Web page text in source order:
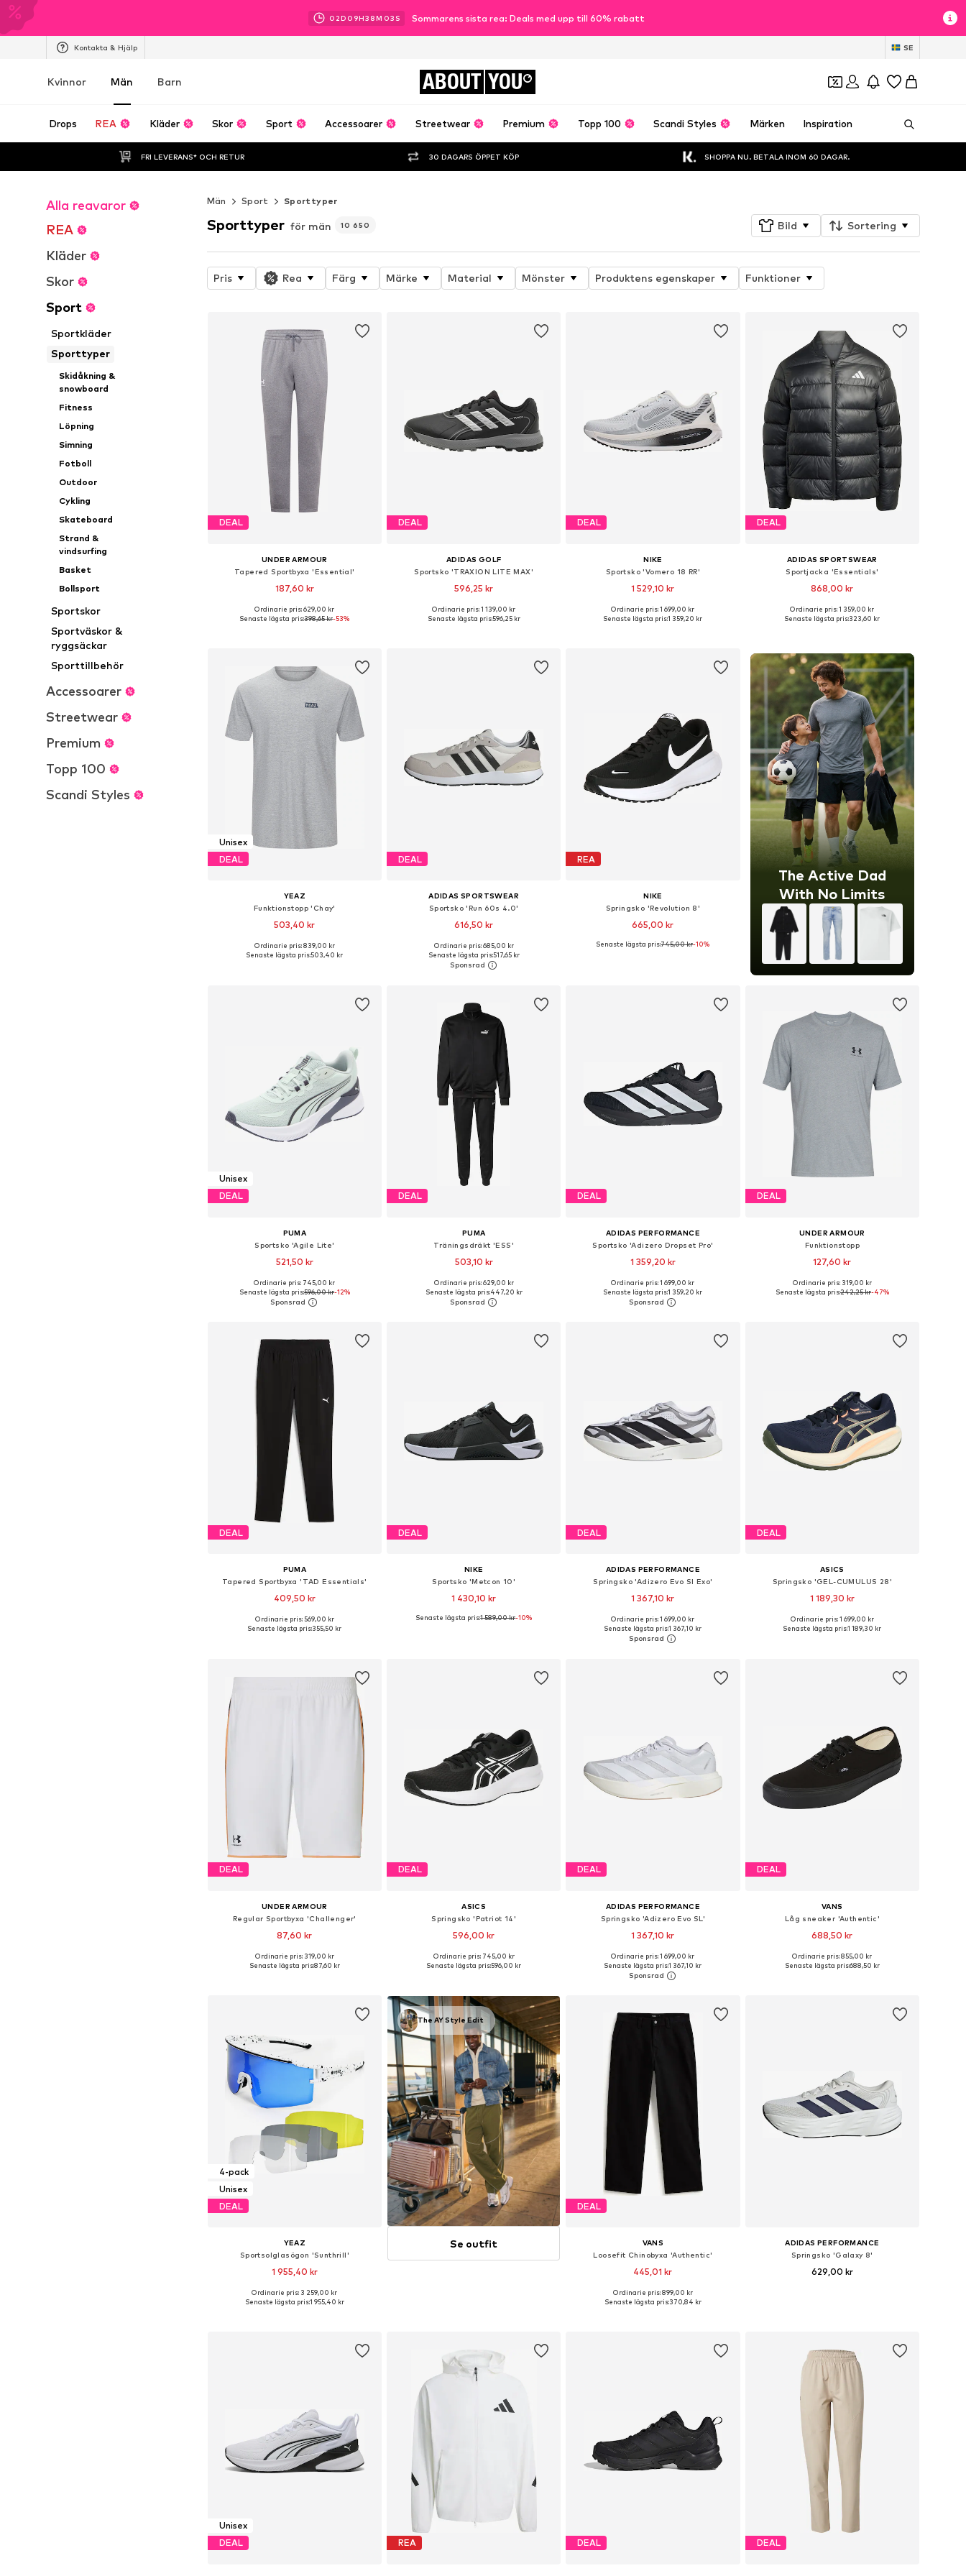
02D 09H38M 00 S Sommarens sista rea: Deals med upp till 60% rabatt
Kontakta & Hjälp SE
Kvinnor Män Barn ABOUT YOU
Drops REA Kläder Skor Sport Accessoarer Streetwear Premium Topp 100 Scandi Styles Märken Inspiration
FRI LEVERANS* OCH RETUR 30 DAGARS ÖPPET KÖP SHOPPA NU. BETALA INOM 60 DAGAR.
Alla reavaror
REA
Kläder
Skor
Sport
Sportkläder
Sporttyper
Skidåkning &
snowboard
Fitness
Löpning
Simning
Fotboll
Outdoor
Cykling
Skateboard
Strand &
vindsurfing
Basket
Bollsport
Sportskor
Sportväskor &
ryggsäckar
Sporttillbehör
Accessoarer
Streetwear
Premium
Topp 100
Scandi Styles
Män Sport Sporttyper
Sporttyper för män 10 650 Bild Sortering
Pris Rea Färg Märke Material Mönster Produktens egenskaper Funktioner
DEAL
UNDER ARMOUR
Tapered Sportbyxa 'Essential'
187,60 kr
+ 1
Tillgängliga storlekar: XS, S, M, L, XL
Ordinarie pris: 629,00 kr
Senaste lägsta pris:398,65 kr-53%
DEAL
ADIDAS GOLF
Sportsko 'TRAXION LITE MAX'
596,25 kr
Tillgänglig i många storlekar
Ordinarie pris: 1 139,00 kr
Senaste lägsta pris:596,25 kr
DEAL
NIKE
Sportsko 'Vomero 18 RR'
1 529,10 kr
Tillgänglig i många storlekar
Ordinarie pris: 1 699,00 kr
Senaste lägsta pris:1 359,20 kr
DEAL
ADIDAS SPORTSWEAR
Sportjacka 'Essentials'
868,00 kr
Tillgängliga storlekar: S, M, L
Ordinarie pris: 1 359,00 kr
Senaste lägsta pris:323,60 kr
Unisex
DEAL
YEAZ
Funktionstopp 'Chay'
503,40 kr
Tillgängliga storlekar: S, M, L, XL, XXL
Ordinarie pris: 839,00 kr
Senaste lägsta pris:503,40 kr
DEAL
ADIDAS SPORTSWEAR
Sportsko 'Run 60s 4.0'
616,50 kr
Tillgänglig i många storlekar
Lägg till i varukorgen
Ordinarie pris: 685,00 kr
Senaste lägsta pris:517,65 kr
REA
NIKE
Springsko 'Revolution 8'
665,00 kr
Tillgänglig i många storlekar
Senaste lägsta pris:745,00 kr-10%
The Active Dad
With No Limits
Unisex
DEAL
PUMA
Sportsko 'Agile Lite'
521,50 kr
Tillgänglig i många storlekar
Lägg till i varukorgen
Ordinarie pris: 745,00 kr
Senaste lägsta pris:596,00 kr-12%
DEAL
PUMA
Träningsdräkt 'ESS'
503,10 kr
Tillgängliga storlekar: S, M, L, XL, XXL
Lägg till i varukorgen
Ordinarie pris: 629,00 kr
Senaste lägsta pris:447,20 kr
DEAL
ADIDAS PERFORMANCE
Sportsko 'Adizero Dropset Pro'
1 359,20 kr
Tillgänglig i många storlekar
Lägg till i varukorgen
Ordinarie pris: 1 699,00 kr
Senaste lägsta pris:1 359,20 kr
DEAL
UNDER ARMOUR
Funktionstopp
127,60 kr
+ 5
Ordinarie pris: 319,00 kr
Senaste lägsta pris:242,25 kr-47%
DEAL
PUMA
Tapered Sportbyxa 'TAD Essentials'
409,50 kr
Ordinarie pris: 569,00 kr
Senaste lägsta pris:355,50 kr
DEAL
NIKE
Sportsko 'Metcon 10'
1 430,10 kr
Tillgänglig i många storlekar
Senaste lägsta pris:1 589,00 kr-10%
DEAL
ADIDAS PERFORMANCE
Springsko 'Adizero Evo Sl Exo'
1 367,10 kr
Tillgänglig i många storlekar
Lägg till i varukorgen
Ordinarie pris: 1 699,00 kr
Senaste lägsta pris:1 367,10 kr
DEAL
ASICS
Springsko 'GEL-CUMULUS 28'
1 189,30 kr
+4
Tillgänglig i många storlekar
Ordinarie pris: 1 699,00 kr
Senaste lägsta pris:1 189,30 kr
DEAL
UNDER ARMOUR
Regular Sportbyxa 'Challenger'
87,60 kr
Tillgängliga storlekar: S, M, L, XL
Ordinarie pris: 319,00 kr
Senaste lägsta pris:87,60 kr
DEAL
ASICS
Springsko 'Patriot 14'
596,00 kr
Tillgänglig i många storlekar
Ordinarie pris: 745,00 kr
Senaste lägsta pris:596,00 kr
DEAL
ADIDAS PERFORMANCE
Springsko 'Adizero Evo SL'
1 367,10 kr
+3
Tillgänglig i många storlekar
Lägg till i varukorgen
Ordinarie pris: 1 699,00 kr
Senaste lägsta pris:1 367,10 kr
DEAL
VANS
Låg sneaker 'Authentic'
688,50 kr
+3
Tillgänglig i många storlekar
Ordinarie pris: 855,00 kr
Senaste lägsta pris:688,50 kr
4-pack
Unisex
DEAL
YEAZ
Sportsolglasögon 'Sunthrill'
1 955,40 kr
Tillgängliga storlekar: One Size
Ordinarie pris: 3 259,00 kr
Senaste lägsta pris:1 955,40 kr
The AY Style Edit
Se outfit
DEAL
VANS
Loosefit Chinobyxa 'Authentic'
445,01 kr
Tillgänglig i många storlekar
Ordinarie pris: 899,00 kr
Senaste lägsta pris:370,84 kr
ADIDAS PERFORMANCE
Springsko 'Galaxy 8'
629,00 kr
Unisex
DEAL
REA DEAL DEAL